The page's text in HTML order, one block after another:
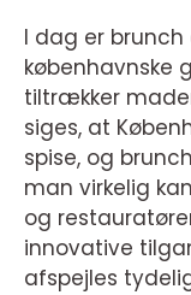
I dag er
københavnske
tiltrækker
siges, at
spise, og
man virkelig
og
innovative
afspejles